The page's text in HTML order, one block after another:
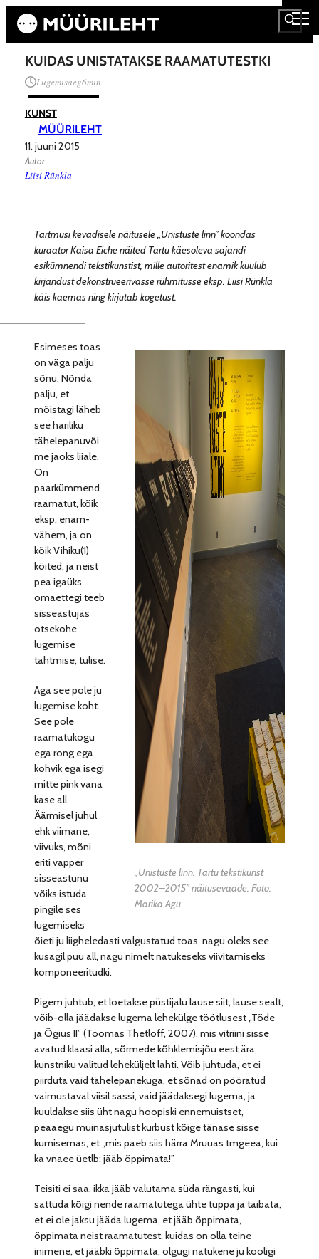
KUIDAS UNISTATAKSE RAAMATUTESTKI
Lugemisaeg6min
KUNST
MÜÜRILEHT
11. juuni 2015
Autor
Liisi Rünkla
Tartmusi kevadisele näitusele „Unistuste linn” koondas
kuraator Kaisa Eiche näited Tartu käesoleva sajandi
esikümnendi tekstikunstist, mille autoritest enamik kuulub
kirjandust dekonstrueerivasse rühmitusse eksp. Liisi Rünkla
käis kaemas ning kirjutab kogetust.
„Unistuste linn. Tartu tekstikunst
2002–2015” näitusevaade. Foto:
Marika Agu
Esimeses toas
on väga palju
sõnu. Nõnda
palju, et
mõistagi läheb
see hariliku
tähelepanuvõi
me jaoks liiale.
On
paarkümmend
raamatut, kõik
eksp, enam-
vähem, ja on
kõik Vihiku(1)
köited, ja neist
pea igaüks
omaettegi teeb
sisseastujas
otsekohe
lugemise
tahtmise, tulise.
Aga see pole ju
lugemise koht.
See pole
raamatukogu
ega rong ega
kohvik ega isegi
mitte pink vana
kase all.
Äärmisel juhul
ehk viimane,
viivuks, mõni
eriti vapper
sisseastunu
võiks istuda
pingile ses
lugemiseks
õieti ju liigheledasti valgustatud toas, nagu oleks see
kusagil puu all, nagu nimelt natukeseks viivitamiseks
komponeeritudki.
Pigem juhtub, et loetakse püstijalu lause siit, lause sealt,
võib-olla jäädakse lugema lehekülge töötlusest „Tõde
ja Õgius II” (Toomas Thetloff, 2007), mis vitriini sisse
avatud klaasi alla, sõrmede kõhklemisjõu eest ära,
kunstniku valitud leheküljelt lahti. Võib juhtuda, et ei
piirduta vaid tähelepanekuga, et sõnad on pööratud
vaimustaval viisil sassi, vaid jäädaksegi lugema, ja
kuuldakse siis üht nagu hoopiski ennemuistset,
peaaegu muinasjutulist kurbust kõige tänase sisse
kumisemas, et „mis paeb siis härra Mruuas tmgeea, kui
ka vnaee üetlb: jääb õppimata!”
Teisiti ei saa, ikka jääb valutama süda rängasti, kui
sattuda kõigi nende raamatutega ühte tuppa ja taibata,
et ei ole jaksu jääda lugema, et jääb õppimata,
õppimata neist raamatutest, kuidas on olla teine
inimene, et jääbki õppimata, olgugi natukene ju kooligi